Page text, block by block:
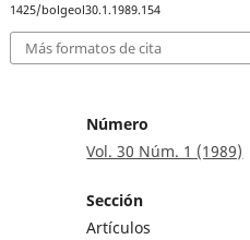
1425/bolgeol30.1.1989.154
Más formatos de cita
Número
Vol. 30 Núm. 1 (1989)
Sección
Artículos